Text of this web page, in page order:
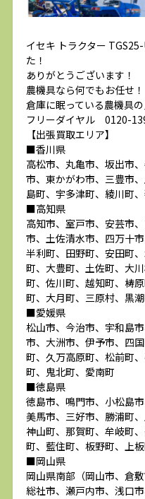
イセキ トラクター
た！
ありがとうございます！
農機具なら何でもお任せ！
倉庫に眠っている農機具
フリーダイヤル 0120-
【出張買取エリア】
■香川県
高松市、丸亀市、坂出市
市、東かがわ市、三豊市
島町、宇多津町、綾川町
■高知県
高知市、室戸市、安芸市
市、土佐清水市、四万十
半利町、田野町、安田町
町、大豊町、土佐町、大
町、佐川町、越知町、梼
町、大月町、三原村、黒
■愛媛県
松山市、今治市、宇和島
市、大洲市、伊予市、四
町、久万高原町、松前町
町、鬼北町、愛南町
■徳島県
徳島市、鳴門市、小松島
美馬市、三好市、勝浦町
神山町、那賀町、牟岐町
町、藍住町、板野町、上
■岡山県
岡山県南部（岡山市、倉
総社市、瀬戸内市、浅口